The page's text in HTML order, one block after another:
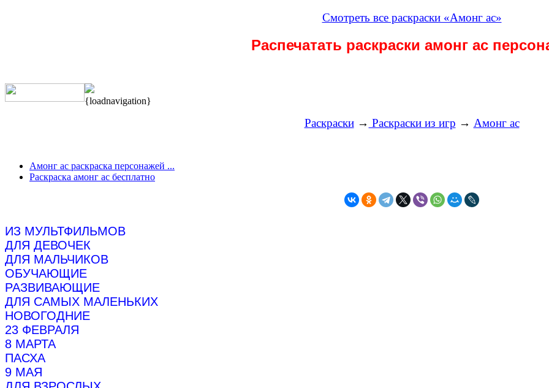
Смотреть все раскраски «Амонг ас»
Распечатать раскраски амонг ас
{loadnavigation}
Раскраски→ Раскраски из игр → Амонг ас
Амонг ас раскраска персонажей ...
Раскраска амонг ас бесплатно
ИЗ МУЛЬТФИЛЬМОВ
ДЛЯ ДЕВОЧЕК
ДЛЯ МАЛЬЧИКОВ
ОБУЧАЮЩИЕ
РАЗВИВАЮЩИЕ
ДЛЯ САМЫХ МАЛЕНЬКИХ
НОВОГОДНИЕ
23 ФЕВРАЛЯ
8 МАРТА
ПАСХА
9 МАЯ